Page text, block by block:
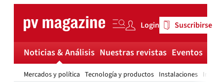
content
Login Suscribirse
Noticias & Análisis
Mercados y política Tecnología y productos Instalaciones
Nuestras revistas Eventos